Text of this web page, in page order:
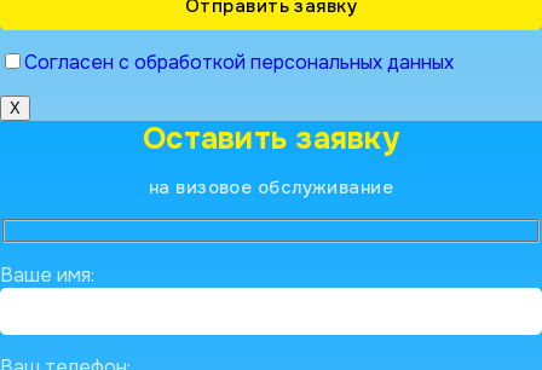
Согласен с обработкой персональных данных
X
Оставить заявку
на визовое обслуживание
Ваше имя: